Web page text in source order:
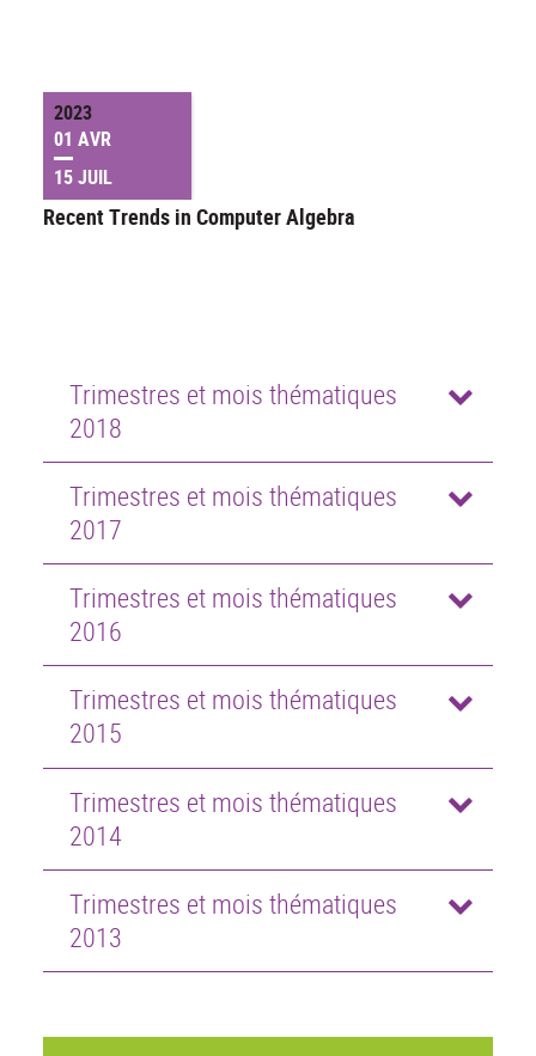
2023
01 AVR
15 JUIL
Recent Trends in Computer Algebra
Trimestres et mois thématiques
2018
Trimestres et mois thématiques
2017
Trimestres et mois thématiques
2016
Trimestres et mois thématiques
2015
Trimestres et mois thématiques
2014
Trimestres et mois thématiques
2013